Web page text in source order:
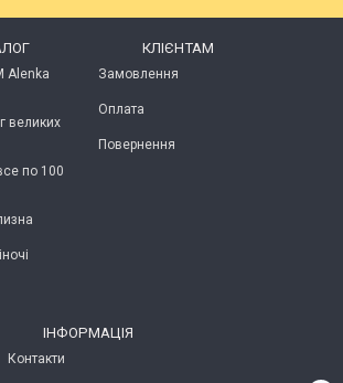
Alenka
великих
по 100
КЛІЄНТАМ
Замовлення
Оплата
Повернення
ІНФОРМАЦІЯ
Контакти